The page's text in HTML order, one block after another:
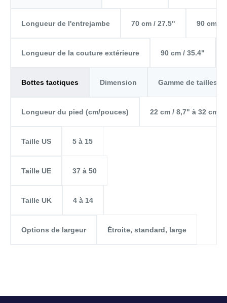
Longueur de l'entrejambe 70 cm / 27.5" 90 cm /
Longueur de la couture extérieure 90 cm / 35.4"
Bottes tactiques Dimension Gamme de tailles
Longueur du pied (cm/pouces) 22 cm / 8,7" à 32 cm /
Taille US 5 à 15
Taille UE 37 à 50
Taille UK 4 à 14
Options de largeur Étroite, standard, large